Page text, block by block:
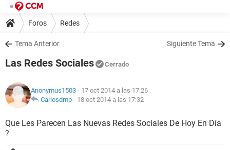
Foros Redes
Tema Anterior Siguiente Tema
Las Redes Sociales Cerrado
Anonymus1503 - 17 oct 2014 a las 17:26
Carlosdmp - 18 oct 2014 a las 17:32
Que Les Parecen Las Nuevas Redes Sociales De Hoy En Día
?